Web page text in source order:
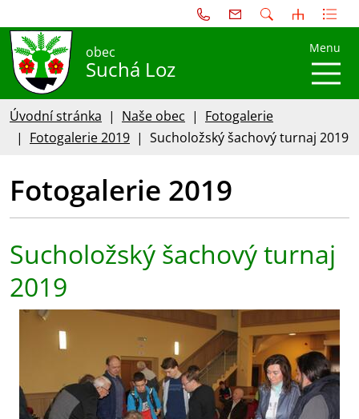
obec
Suchá Loz
Menu
Úvodní stránka Naše obec
Fotogalerie
Fotogalerie 2019
Sucholožský šachový turnaj 2019
Fotogalerie 2019
Sucholožský šachový turnaj
2019